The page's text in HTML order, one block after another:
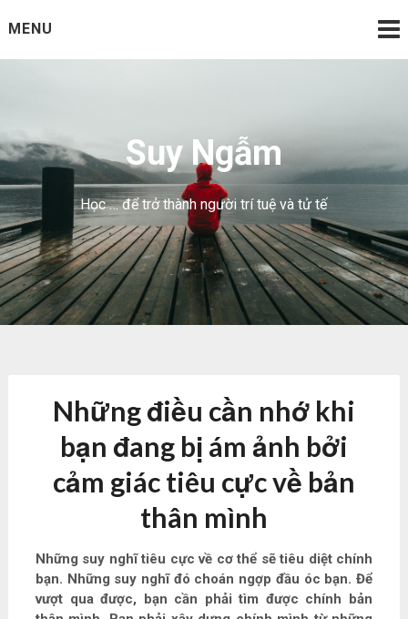
toMENU
Suy Ngẫm
Học … để trở thành người trí tuệ và tử tế
Những điều cần nhớ khi
bạn đang bị ám ảnh bởi
cảm giác tiêu cực về bản
thân mình
Những suy nghĩ tiêu cực về cơ thể sẽ tiêu diệt chính
bạn. Những suy nghĩ đó choán ngợp đầu óc bạn. Để
vượt qua được, bạn cần phải tìm được chính bản